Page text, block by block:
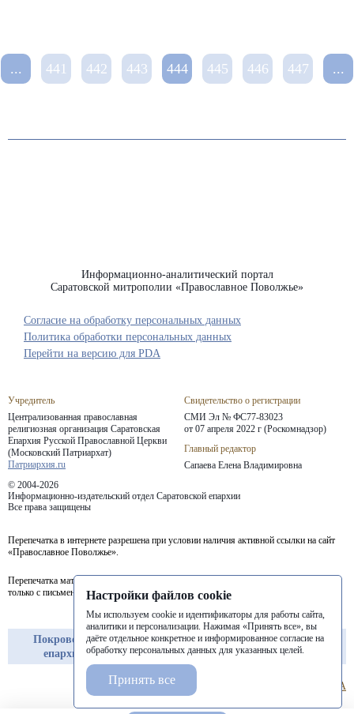
... 441 442 443 444 445 446 447 ...
Информационно-аналитический портал
Саратовской митрополии «Православное Поволжье»
Учредитель
Централизованная православная
религиозная организация Саратовская
Епархия Русской Православной Церкви
(Московский Патриархат)
Патриархия.ru
Свидетельство о регистрации
СМИ Эл № ФС77-83023
от 07 апреля 2022 г (Роскомнадзор)
Главный редактор
Сапаева Елена Владимировна
© 2004-2026
Информационно-издательский отдел Саратовской епархии
Все права защищены
Согласие на обработку персональных данных
Политика обработки персональных данных
Перепечатка в интернете разрешена при условии наличия активной ссылки на сайт
«Православное Поволжье».
Перепечатка материалов портала в печатных изданиях (книгах, прессе) возможна
только с письменного разрешения редакции.
Покровская
епархия
Балашовская
епархия
Балаковская
епархия
Перейти на версию для PDA
Настройки файлов cookie
Мы используем cookie и идентификаторы для работы сайта,
аналитики и персонализации. Нажимая «Принять все», вы
даёте отдельное конкретное и информированное согласие на
обработку персональных данных для указанных целей.
Принять все